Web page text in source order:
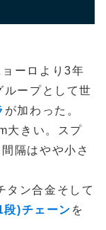
ーロより3年
ープとして世
が加わった。
大きい。スプ
隔はやや小さ
タン合金そして
段)チェーン を